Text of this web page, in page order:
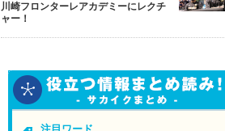
川崎フロンターレアカデミーにレクチ
ャー！